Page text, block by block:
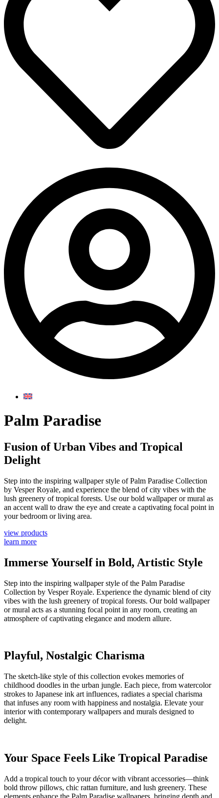
Palm Paradise
Fusion of Urban Vibes and Tropical
Delight
Step into the inspiring wallpaper style of Palm Paradise Collection
by Vesper Royale, and experience the blend of city vibes with the
lush greenery of tropical forests. Use our bold wallpaper or mural as
an accent wall to draw the eye and create a captivating focal point in
your bedroom or living area.
view products
learn more
Immerse Yourself in Bold, Artistic Style
Step into the inspiring wallpaper style of the Palm Paradise
Collection by Vesper Royale. Experience the dynamic blend of city
vibes with the lush greenery of tropical forests. Our bold wallpaper
or mural acts as a stunning focal point in any room, creating an
atmosphere of captivating elegance and modern allure.
Playful, Nostalgic Charisma
The sketch-like style of this collection evokes memories of
childhood doodles in the urban jungle. Each piece, from watercolor
strokes to Japanese ink art influences, radiates a special charisma
that infuses any room with happiness and nostalgia. Elevate your
interior with contemporary wallpapers and murals designed to
delight.
Your Space Feels Like Tropical Paradise
Add a tropical touch to your décor with vibrant accessories—think
bold throw pillows, chic rattan furniture, and lush greenery. These